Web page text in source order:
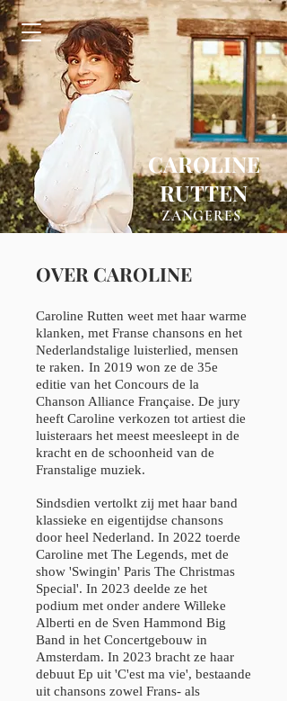
ZANGERES
CAROLINE
RUTTEN
OVER CAROLINE
Caroline Rutten weet met haar warme
klanken, met Franse chansons en het
Nederlandstalige luisterlied, mensen
te raken. In 2019 won ze de 35e
editie van het Concours de la
Chanson Alliance Française. De jury
heeft Caroline verkozen tot artiest die
luisteraars het meest meesleept in de
kracht en de schoonheid van de
Franstalige muziek.
Sindsdien vertolkt zij met haar band
klassieke en eigentijdse chansons
door heel Nederland. In 2022 toerde
Caroline met The Legends, met de
show 'Swingin' Paris The Christmas
Special'. In 2023 deelde ze het
podium met onder andere Willeke
Alberti en de Sven Hammond Big
Band in het Concertgebouw in
Amsterdam. In 2023 bracht ze haar
debuut Ep uit 'C'est ma vie', bestaande
uit chansons zowel Frans- als